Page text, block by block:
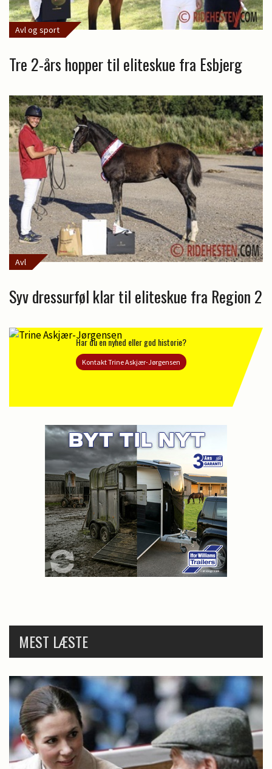
Avl og sport
Tre 2-års hopper til eliteskue fra Esbjerg
Avl
Syv dressurføl klar til eliteskue fra Region 2
Har du en nyhed eller god historie?
Kontakt Trine Askjær-Jørgensen
MEST LÆSTE